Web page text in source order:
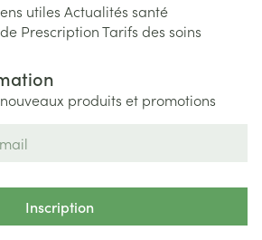
utiles Actualités santé
PrescriptionTarifs des soins
produits et promotions
Inscription